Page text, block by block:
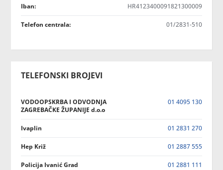
Iban: HR4123400091821300009
Telefon centrala: 01/2831-510
TELEFONSKI BROJEVI
VODOOPSKRBA I ODVODNJA
ZAGREBAČKE ŽUPANIJE d.o.o
01 4095 130
Ivaplin 01 2831 270
Hep Križ 01 2887 555
Policija Ivanić Grad 01 2881 111